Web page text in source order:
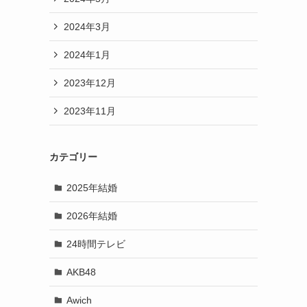
2024年3月
2024年1月
2023年12月
2023年11月
カテゴリー
2025年結婚
2026年結婚
24時間テレビ
AKB48
Awich